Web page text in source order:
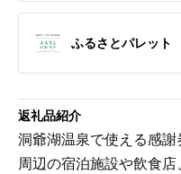
ふるさとパレット
返礼品紹介
洞爺湖温泉で使える感
周辺の宿泊施設や飲食